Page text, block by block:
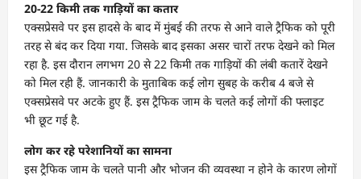
20-22 किमी तक गाड़ियों का कतार
एक्सप्रेसवे पर इस हादसे के बाद में मुंबई की तरफ से आने वाले ट्रैफिक को पूरी
तरह से बंद कर दिया गया. जिसके बाद इसका असर चारों तरफ देखने को मिल
रहा है. इस दौरान लगभग 20 से 22 किमी तक गाड़ियों की लंबी कतारें देखने
को मिल रही हैं. जानकारी के मुताबिक कई लोग सुबह के करीब 4 बजे से
एक्सप्रेसवे पर अटके हुए हैं. इस ट्रैफिक जाम के चलते कई लोगों की फ्लाइट
भी छूट गई है.
लोग कर रहे परेशानियों का सामना
इस ट्रैफिक जाम के चलते पानी और भोजन की व्यवस्था न होने के कारण लोगों